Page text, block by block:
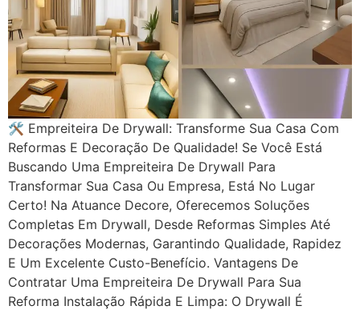
🛠 Empreiteira De Drywall: Transforme Sua Casa Com
Reformas E Decoração De Qualidade! Se Você Está
Buscando Uma Empreiteira De Drywall Para
Transformar Sua Casa Ou Empresa, Está No Lugar
Certo! Na Atuance Decore, Oferecemos Soluções
Completas Em Drywall, Desde Reformas Simples Até
Decorações Modernas, Garantindo Qualidade, Rapidez
E Um Excelente Custo-Benefício. Vantagens De
Contratar Uma Empreiteira De Drywall Para Sua
Reforma Instalação Rápida E Limpa: O Drywall É